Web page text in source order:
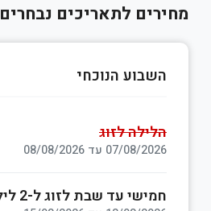
מחירים לתאריכים נבחרים
השבוע הנוכחי
הלילה לזוג
07/08/2026 עד 08/08/2026
חמישי עד שבת לזוג ל-2 לילות